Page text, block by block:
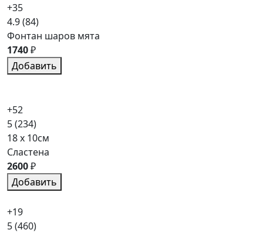
+35
4.9(84)
Фонтан шаров мята
1740₽
Добавить
+52
5(234)
18 x 10см
Сластена
2600₽
Добавить
+19
5(460)